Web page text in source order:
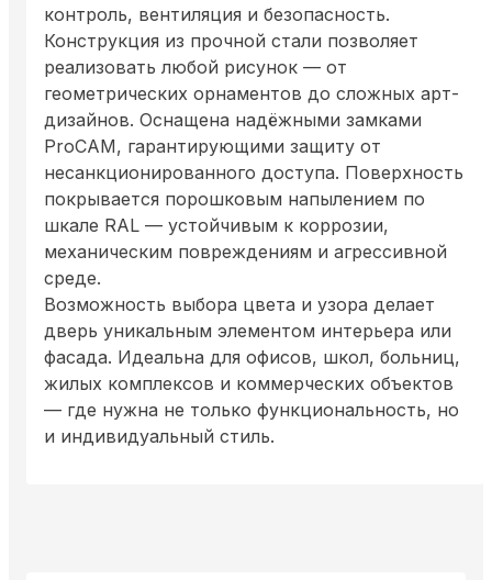
контроль, вентиляция и безопасность.
Конструкция из прочной стали позволяет
реализовать любой рисунок — от
геометрических орнаментов до сложных арт-
дизайнов. Оснащена надёжными замками
ProCAM, гарантирующими защиту от
несанкционированного доступа. Поверхность
покрывается порошковым напылением по
шкале RAL — устойчивым к коррозии,
механическим повреждениям и агрессивной
среде.
Возможность выбора цвета и узора делает
дверь уникальным элементом интерьера или
фасада. Идеальна для офисов, школ, больниц,
жилых комплексов и коммерческих объектов
— где нужна не только функциональность, но
и индивидуальный стиль.